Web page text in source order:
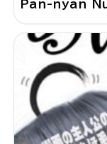
Pan-nyan